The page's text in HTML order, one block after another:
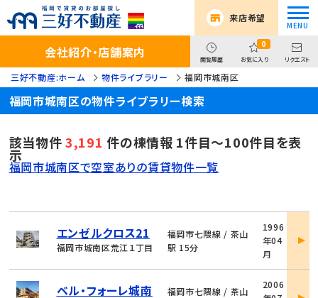
来店希望
会社紹介・店舗案内 閲覧履歴
0
お気に入り リクエスト
三好不動産:ホーム 物件ライブラリー 福岡市城南区
福岡市城南区の物件ライブラリー検索
該当物件3,191 件の棟情報 1件目～100件目を表
示
福岡市城南区で空室ありの賃貸物件一覧
エンゼルクロス21
福岡市城南区荒江１丁目
福岡市七隈線 / 茶山
駅 15分
1996
年04
月
詳
ベル・フォーレ城南
福岡市七隈線 / 茶山
2006